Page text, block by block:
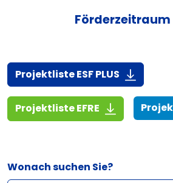
Förderzeitraum
Projektliste ESF PLUS (916,7 KiB)
Projektliste EFRE (1,4 MiB)
Wonach suchen Sie?